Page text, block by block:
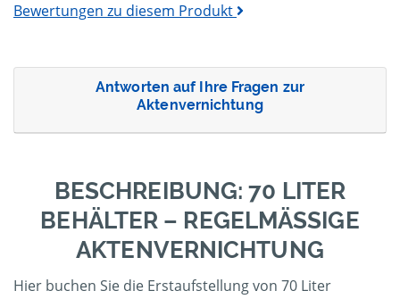
Bewertungen zu diesem Produkt
Antworten auf Ihre Fragen zur
Aktenvernichtung
BESCHREIBUNG: 70 LITER
BEHÄLTER – REGELMÄSSIGE A
KTENVERNICHTUNG
Hier buchen Sie die Erstaufstellung von 70 Liter